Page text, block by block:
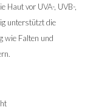
Haut vor UVA-, UVB-,
unterstützt die
wie Falten und